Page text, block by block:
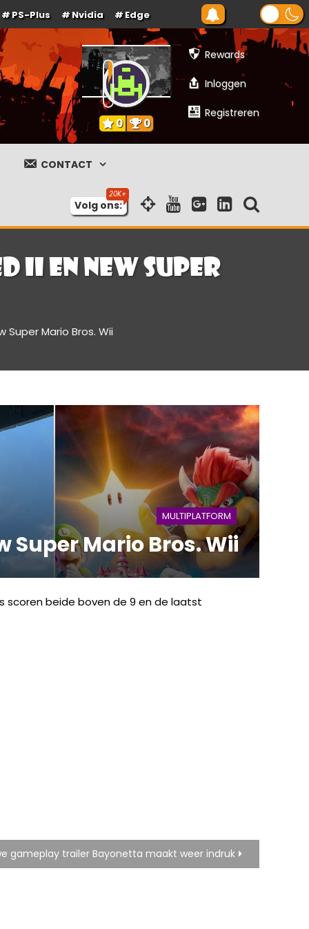
PS-Plus Nvidia Edge
Rewards
Inloggen
Registreren
0 0
CONTACT
Volg ons:
II en New Super
Mario Bros. Wii
MULTIPLATFORM
Super Mario Bros. Wii
scoren beide boven de 9 en de laatst
gameplay trailer Bayonetta maakt weer indruk